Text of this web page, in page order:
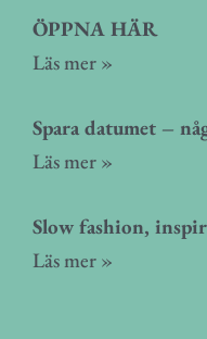
ÖPPNA HÄR
Läs mer »
Spara datumet –
Läs mer »
Slow fashion,
Läs mer »